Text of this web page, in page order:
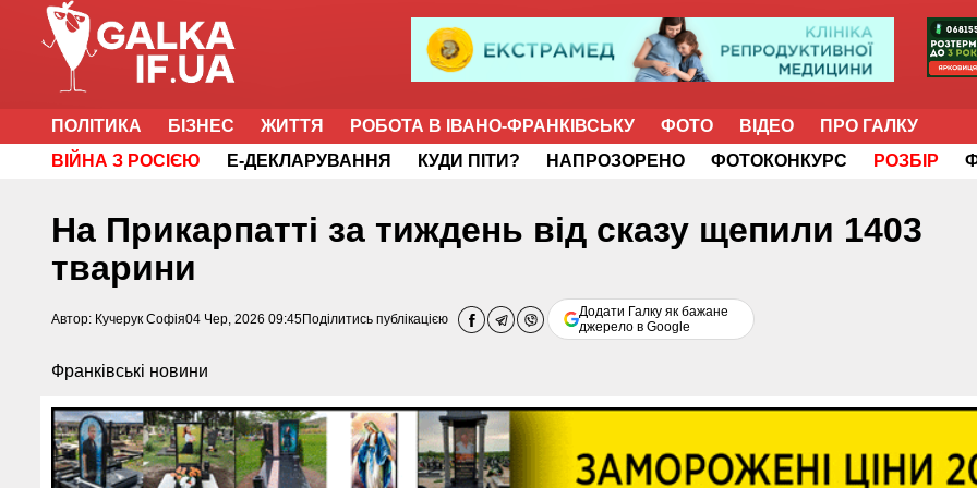
ПОЛІТИКА БІЗНЕС ЖИТТЯ РОБОТА В ІВАНО-ФРАНКІВСЬКУ ФОТО ВІДЕО
ПРО ГАЛКУ
ВІЙНА З РОСІЄЮ
Е-ДЕКЛАРУВАННЯ КУДИ ПІТИ? НАПРОЗОРЕНО ФОТОКОНКУРС РОЗБІР
На Прикарпатті за тиждень від сказу щепили 1403
тварини
Автор: Кучерук Софія04 Чер, 2026 09:45Поділитись публікацією
Додати Галку як бажане
джерело в Google
Франківські новини